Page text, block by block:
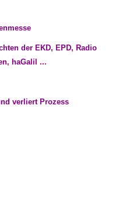
der EKD, EPD, Radio
haGalil ...
verliert Prozess